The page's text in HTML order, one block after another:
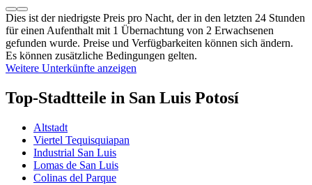
Dies ist der niedrigste Preis pro Nacht, der in den letzten 24 Stunden
für einen Aufenthalt mit 1 Übernachtung von 2 Erwachsenen
gefunden wurde. Preise und Verfügbarkeiten können sich ändern.
Es können zusätzliche Bedingungen gelten.
Weitere Unterkünfte anzeigen
Top-Stadtteile in San Luis Potosí
Altstadt
Viertel Tequisquiapan
Industrial San Luis
Lomas de San Luis
Colinas del Parque